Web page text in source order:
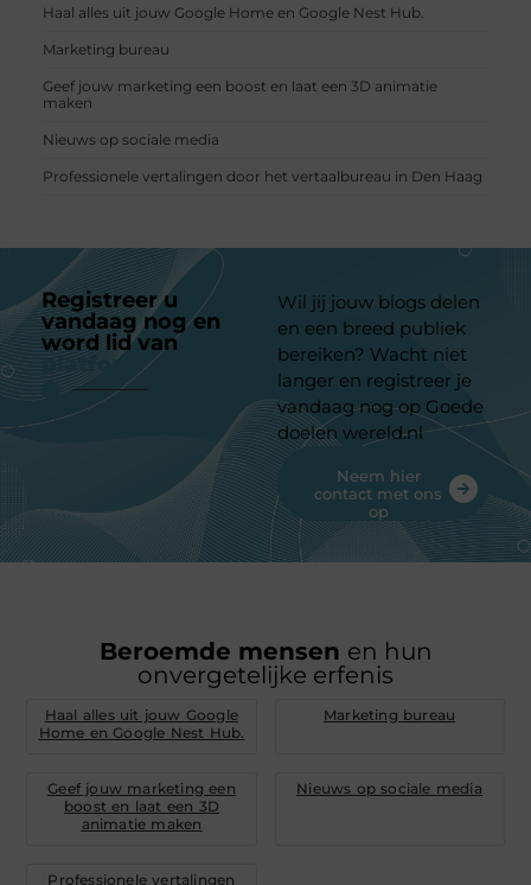
Haal alles uit jouw Google Home en Google Nest Hub.
Marketing bureau
Geef jouw marketing een boost en laat een 3D animatie
maken
Nieuws op sociale media
Professionele vertalingen door het vertaalbureau in Den Haag
Registreer u
vandaag nog en
word lid van
platform
Wil jij jouw blogs delen
en een breed publiek
bereiken? Wacht niet
langer en registreer je
vandaag nog op Goede
doelen wereld.nl
Neem hier
contact met ons
op
Beroemde mensen en hun
onvergetelijke erfenis
Haal alles uit jouw Google
Home en Google Nest Hub.
Marketing bureau
Geef jouw marketing een
boost en laat een 3D
animatie maken
Nieuws op sociale media
Professionele vertalingen